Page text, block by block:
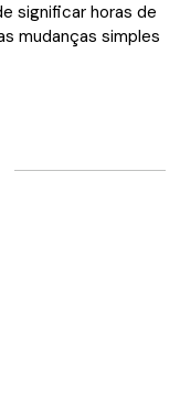
significar horas de
mudanças simples